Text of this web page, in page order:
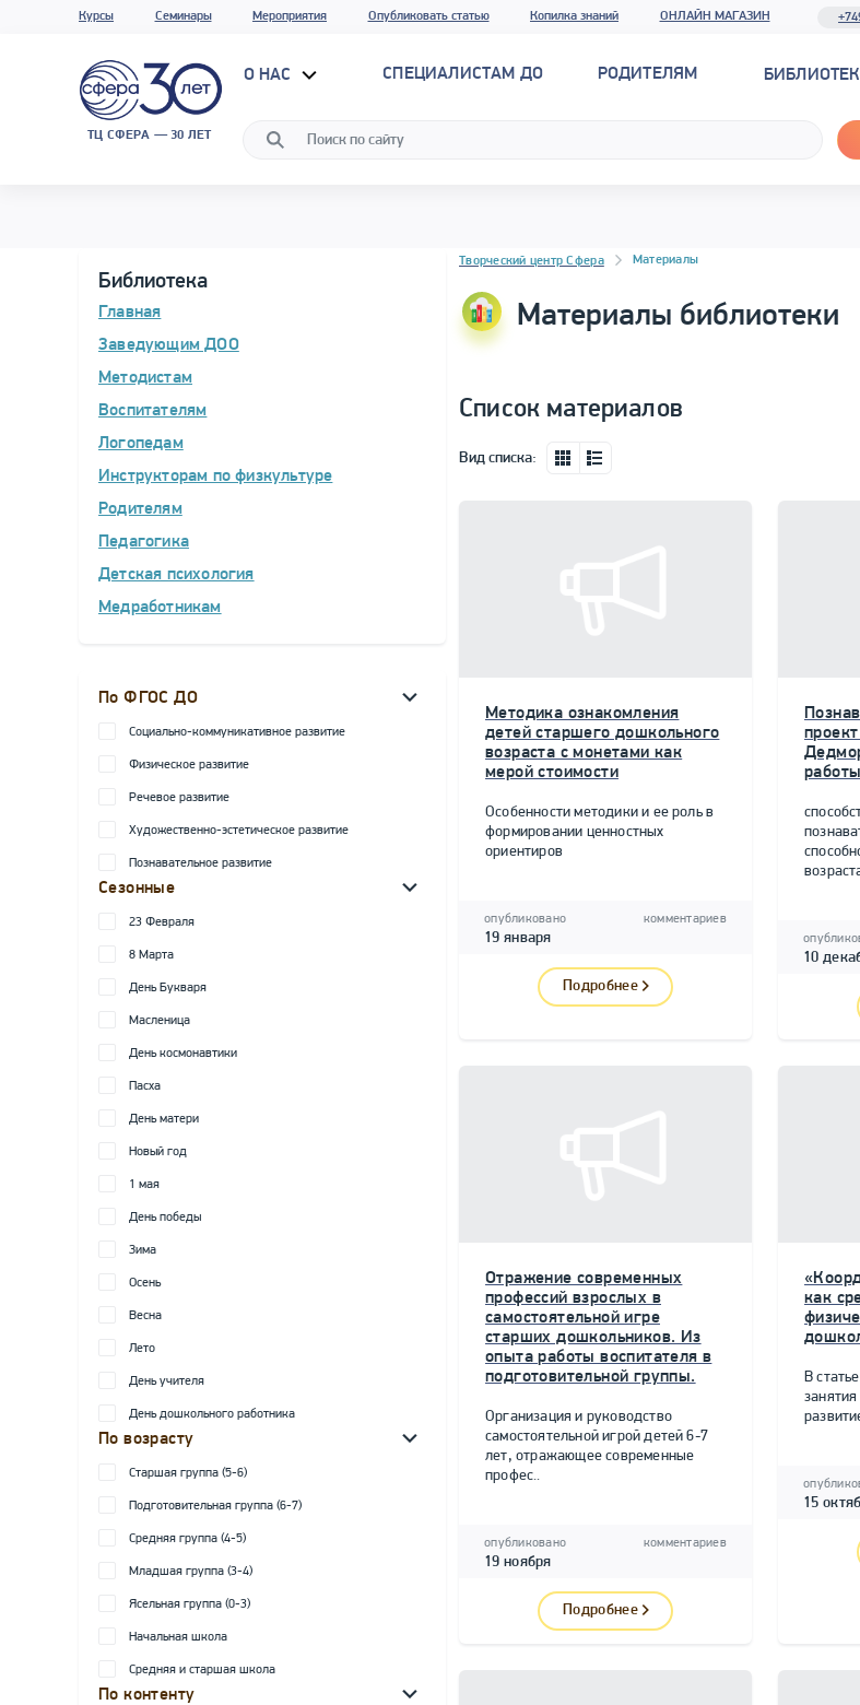
Курсы Семинары Мероприятия Опубликовать статью Копилка знаний ОНЛАЙН МАГАЗИН
ТЦ СФЕРА — 30 ЛЕТ
О НАС СПЕЦИАЛИСТАМ ДО РОДИТЕЛЯМ
Библиотека
Главная
Заведующим ДОО
Методистам
Воспитателям
Логопедам
Инструкторам по физкультуре
Родителям
Педагогика
Детская психология
Медработникам
По ФГОС ДО
Социально-коммуникативное развитие
Физическое развитие
Речевое развитие
Художественно-эстетическое развитие
Познавательное развитие
Сезонные
23 Февраля
8 Марта
День Букваря
Масленица
День космонавтики
Пасха
День матери
Новый год
1 мая
День победы
Зима
Осень
Весна
Лето
День учителя
День дошкольного работника
По возрасту
Старшая группа (5-6)
Подготовительная группа (6-7)
Средняя группа (4-5)
Младшая группа (3-4)
Ясельная группа (0-3)
Начальная школа
Средняя и старшая школа
По контенту
Блок новостей
Творческий центр Сфера Материалы
Материалы библиотеки
Список материалов
Вид списка:
Методика ознакомления
детей старшего дошкольного
возраста с монетами как
мерой стоимости
Особенности методики и ее роль в
формировании ценностных
ориентиров
опубликовано
19 января
комментариев
Подробнее
10
Отражение современных
профессий взрослых в
самостоятельной игре
старших дошкольников. Из
опыта работы воспитателя в
подготовительной группы.
Организация и руководство
самостоятельной игрой детей 6-7
лет, отражающее современные
профес..
опубликовано
19 ноября
комментариев
Подробнее
как
В
15